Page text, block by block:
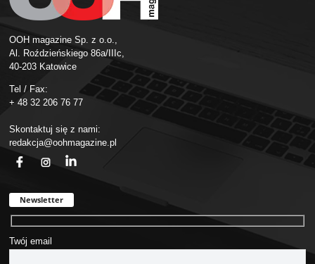
OOH magazine Sp. z o.o.,
Al. Roździeńskiego 86a/IIIc,
40-203 Katowice
Tel / Fax:
+ 48 32 206 76 77
Skontaktuj się z nami:
redakcja@oohmagazine.pl
Newsletter
Twój email